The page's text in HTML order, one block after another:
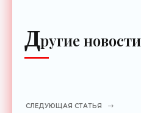
Другие новости
СЛЕДУЮЩАЯ СТАТЬЯ